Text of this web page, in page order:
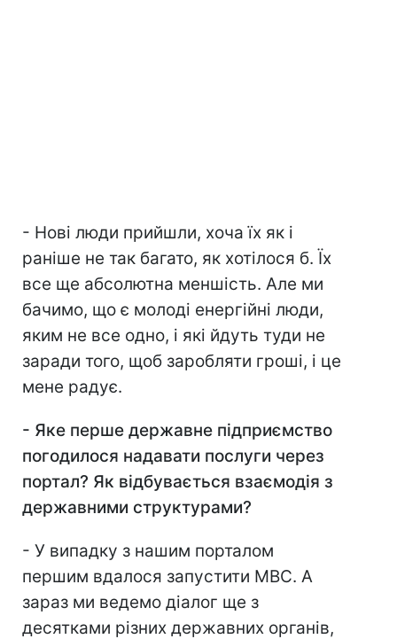
- Нові люди прийшли, хоча їх як і
раніше не так багато, як хотілося б. Їх
все ще абсолютна меншість. Але ми
бачимо, що є молоді енергійні люди,
яким не все одно, і які йдуть туди не
заради того, щоб заробляти гроші, і це
мене радує.
- Яке перше державне підприємство
погодилося надавати послуги через
портал? Як відбувається взаємодія з
державними структурами?
- У випадку з нашим порталом
першим вдалося запустити МВС. А
зараз ми ведемо діалог ще з
десятками різних державних органів,